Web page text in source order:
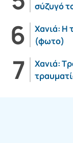
σύζυγό
Χανιά: Η
(φωτο)
Χανιά: